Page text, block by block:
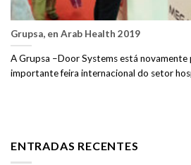
ENTRADAS RECENTES
Grupsa, en Arab Health 2019
A Grupsa –Door Systems está novamente
importante feira internacional do setor